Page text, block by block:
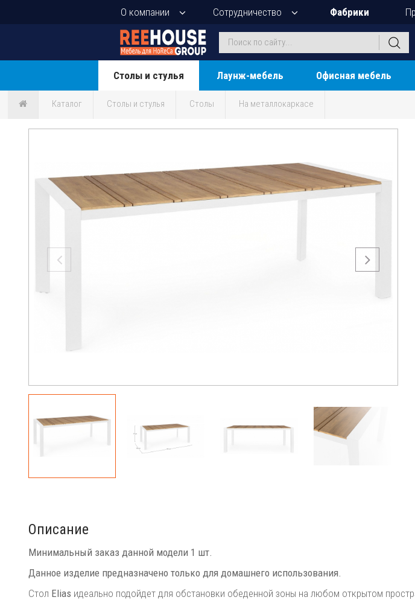
О компании Сотрудничество Фабрики
Столы и стулья Лаунж-мебель Офисная мебель
Каталог Столы и стулья Столы На металлокаркасе
Описание
Минимальный заказ данной модели 1 шт.
Данное изделие предназначено только для домашнего использования.
Стол Elias идеально подойдет для обстановки обеденной зоны на любом открытом